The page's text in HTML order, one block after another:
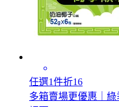
任選1件折16
多箱賣場更優惠｜